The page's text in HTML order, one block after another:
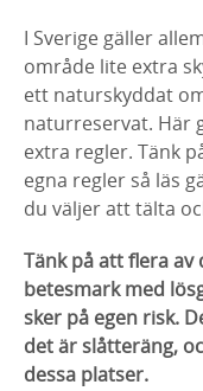
I Sverige gäller
område lite extra
ett naturskyddat
naturreservat. Här
extra regler. Tänk
egna regler så läs
du väljer att tälta
Tänk på att flera
betesmark med
sker på egen risk.
det är slåtteräng,
dessa platser.